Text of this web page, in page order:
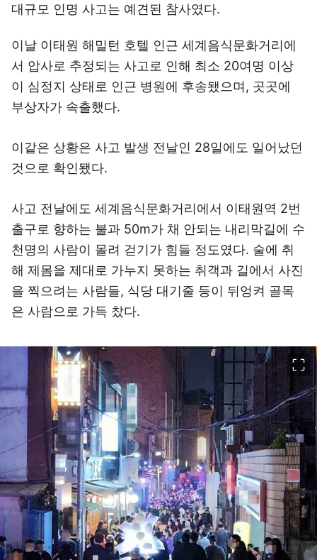
대규모 인명 사고는 예견된 참사였다.
이날 이태원 해밀턴 호텔 인근 세계음식문화거리에
서 압사로 추정되는 사고로 인해 최소 20여명 이상
이 심정지 상태로 인근 병원에 후송됐으며, 곳곳에
부상자가 속출했다.
이같은 상황은 사고 발생 전날인 28일에도 일어났던
것으로 확인됐다.
사고 전날에도 세계음식문화거리에서 이태원역 2번
출구로 향하는 불과 50m가 채 안되는 내리막길에 수
천명의 사람이 몰려 걷기가 힘들 정도였다. 술에 취
해 제몸을 제대로 가누지 못하는 취객과 길에서 사진
을 찍으려는 사람들, 식당 대기줄 등이 뒤엉켜 골목
은 사람으로 가득 찼다.